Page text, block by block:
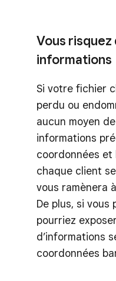
Vous
informations
Si votre fichier
perdu ou
aucun moyen
informations
coordonnées et
chaque client
vous ramènera
De plus, si vous
pourriez
d’informations
coordonnées